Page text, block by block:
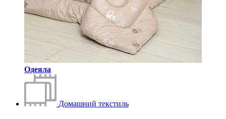
Одеяла
Домашний текстиль